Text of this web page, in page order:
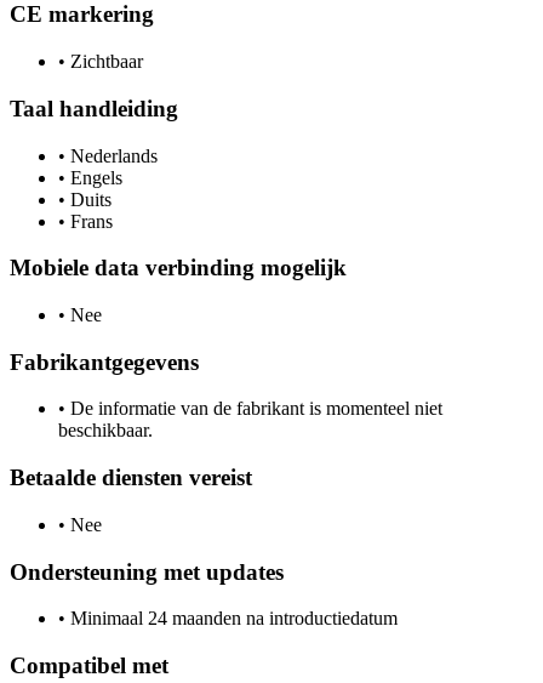
CE markering
• Zichtbaar
Taal handleiding
• Nederlands
• Engels
• Duits
• Frans
Mobiele data verbinding mogelijk
• Nee
Fabrikantgegevens
• De informatie van de fabrikant is momenteel niet
beschikbaar.
Betaalde diensten vereist
• Nee
Ondersteuning met updates
• Minimaal 24 maanden na introductiedatum
Compatibel met